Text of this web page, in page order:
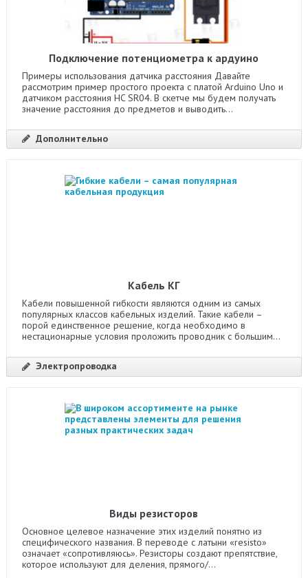
Подключение потенциометра к ардуино
Примеры использования датчика расстояния Давайте
рассмотрим пример простого проекта с платой Arduino Uno и
датчиком расстояния HC SR04. В скетче мы будем получать
значение расстояния до предметов и выводить...
Дополнительно
Кабель КГ
Кабели повышенной гибкости являются одним из самых
популярных классов кабельных изделий. Такие кабели –
порой единственное решение, когда необходимо в
нестационарные условия проложить проводник с большим...
Электропроводка
Виды резисторов
Основное целевое назначение этих изделий понятно из
специфического названия. В переводе с латыни «resisto»
означает «сопротивляюсь». Резисторы создают препятствие,
которое используют для деления, прямого/...